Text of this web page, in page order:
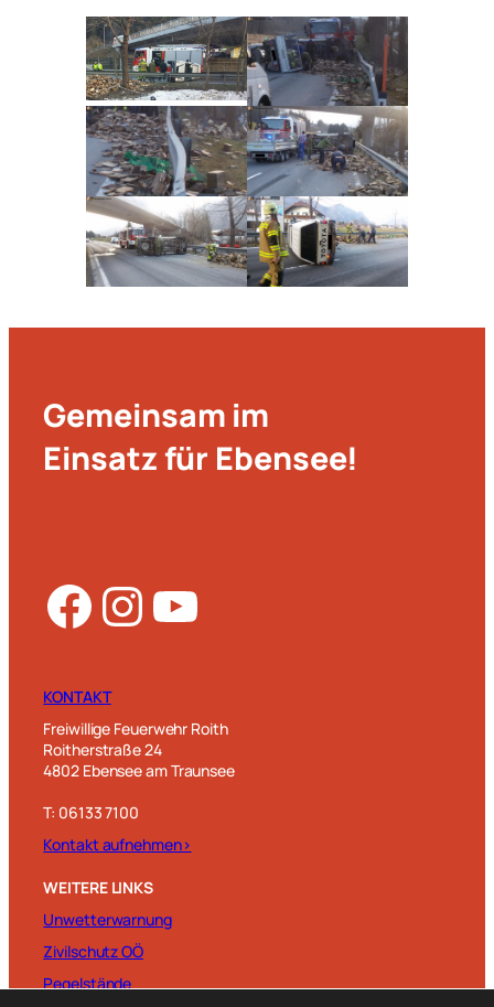
Gemeinsam im
Einsatz für Ebensee!
Facebook InstagramYouTube
KONTAKT
Freiwillige Feuerwehr Roith
Roitherstraße 24
4802 Ebensee am Traunsee
T: 06133 7100
Kontakt aufnehmen>
WEITERE LINKS
Unwetterwarnung
Zivilschutz OÖ
Pegelstände